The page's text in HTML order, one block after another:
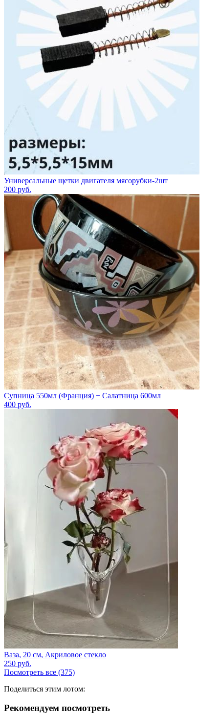
Универсальные щетки двигателя мясорубки-2шт
200 руб.
Супница 550мл (Франция) + Салатница 600мл
400 руб.
Ваза, 20 см, Акриловое стекло
250 руб.
Посмотреть все (375)
Поделиться этим лотом:
Рекомендуем посмотреть